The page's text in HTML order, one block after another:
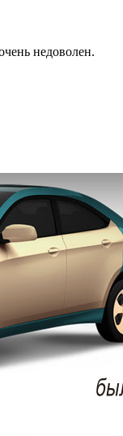
недоволен.